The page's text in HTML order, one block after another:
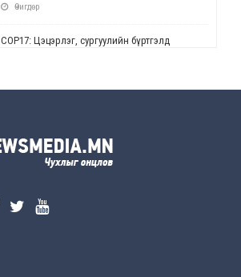
Өчигдөр
СОР17: Цэцэрлэг, сургуулийн бүртгэлд
Өчигдөр
Өчигдөр